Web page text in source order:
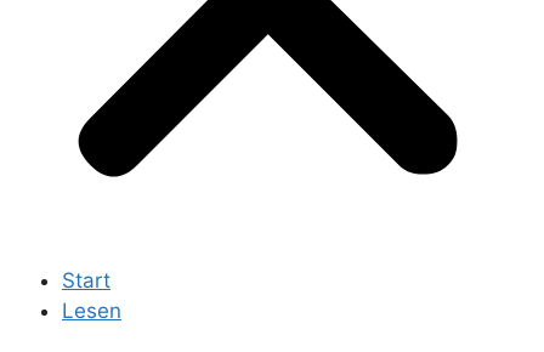
Start
Lesen